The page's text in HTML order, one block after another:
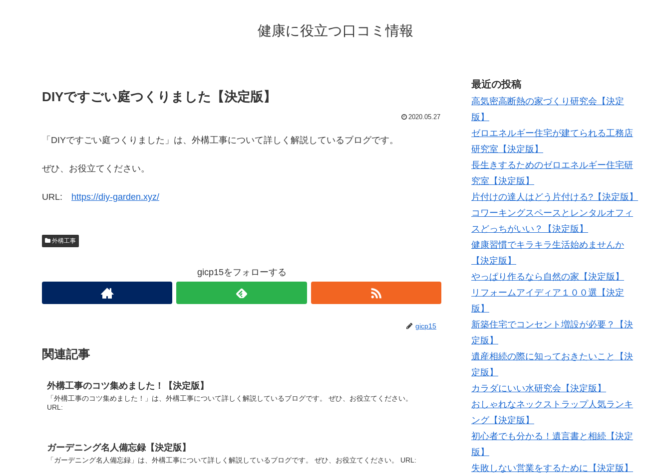
健康に役立つ口コミ情報
DIYですごい庭つくりました【決定版】
2020.05.27
「DIYですごい庭つくりました」は、外構工事について詳しく解説しているブログです。
ぜひ、お役立てください。
URL: https://diy-garden.xyz/
外構工事
gicp15をフォローする
gicp15
関連記事
外構工事のコツ集めました！【決定版】
「外構工事のコツ集めました！」は、外構工事について詳しく解説しているブログです。 ぜひ、お役立てください。
URL:
ガーデニング名人備忘録【決定版】
「ガーデニング名人備忘録」は、外構工事について詳しく解説しているブログです。 ぜひ、お役立てください。 URL:
最近の投稿
高気密高断熱の家づくり研究会【決定
版】
ゼロエネルギー住宅が建てられる工務店
研究室【決定版】
長生きするためのゼロエネルギー住宅研
究室【決定版】
片付けの達人はどう片付ける?【決定版】
コワーキングスペースとレンタルオフィ
スどっちがいい？【決定版】
健康習慣でキラキラ生活始めませんか
【決定版】
やっぱり作るなら自然の家【決定版】
リフォームアイディア１００選【決定
版】
新築住宅でコンセント増設が必要？【決
定版】
遺産相続の際に知っておきたいこと【決
定版】
カラダにいい水研究会【決定版】
おしゃれなネックストラップ人気ランキ
ング【決定版】
初心者でも分かる！遺言書と相続【決定
版】
失敗しない営業をするために【決定版】